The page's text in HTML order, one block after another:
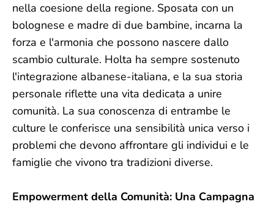
nella coesione della regione. Sposata con un
bolognese e madre di due bambine, incarna la
forza e l'armonia che possono nascere dallo
scambio culturale. Holta ha sempre sostenuto
l'integrazione albanese-italiana, e la sua storia
personale riflette una vita dedicata a unire
comunità. La sua conoscenza di entrambe le
culture le conferisce una sensibilità unica verso i
problemi che devono affrontare gli individui e le
famiglie che vivono tra tradizioni diverse.
Empowerment della Comunità: Una Campagna